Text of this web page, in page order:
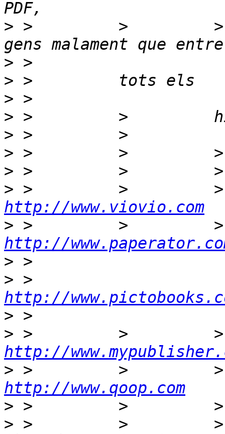
> >         >         >
>
>
>
>
>
>
>
>
http://www.viovio.com
>
http://
>
>
http://
>
>
http://
>
http://www.qoop.com
>
> >         >         >